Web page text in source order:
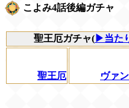
こよみ4話後編ガチャ
聖王厄ガチャ( ▶当た
聖王厄 ヴァ